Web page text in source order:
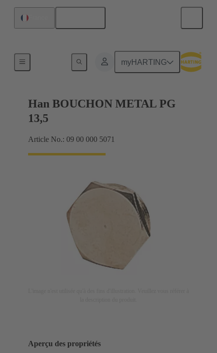
myHARTING
Presse-étoupes
Han BOUCHON METAL PG
13,5
Article No.: 09 00 000 5071
Aperçu des propriétés